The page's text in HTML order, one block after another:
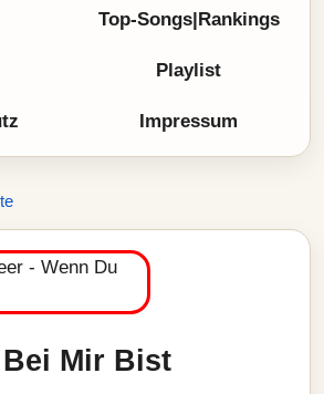
Top-Songs|Rankings
Playlist
Impressum
Mir Bist